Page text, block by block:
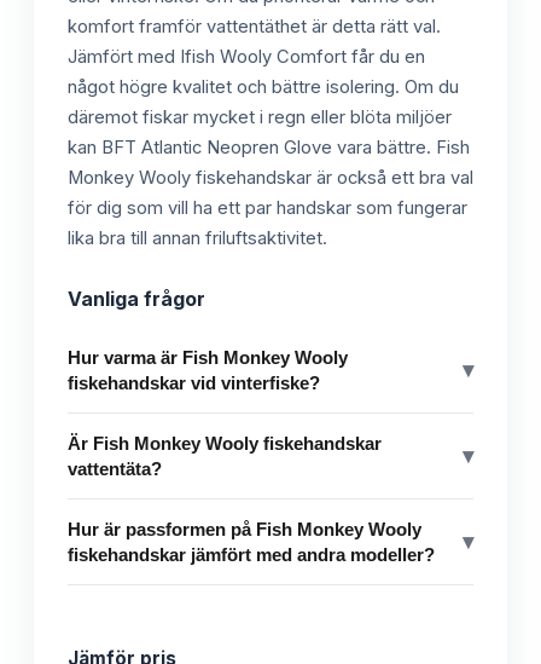
komfort framför vattentäthet är detta rätt val.
Jämfört med Ifish Wooly Comfort får du en
något högre kvalitet och bättre isolering. Om du
däremot fiskar mycket i regn eller blöta miljöer
kan BFT Atlantic Neopren Glove vara bättre. Fish
Monkey Wooly fiskehandskar är också ett bra val
för dig som vill ha ett par handskar som fungerar
lika bra till annan friluftsaktivitet.
Vanliga frågor
Hur varma är Fish Monkey Wooly
fiskehandskar vid vinterfiske?
▾
Är Fish Monkey Wooly fiskehandskar
vattentäta?
▾
Hur är passformen på Fish Monkey Wooly
fiskehandskar jämfört med andra modeller?
▾
Jämför pris